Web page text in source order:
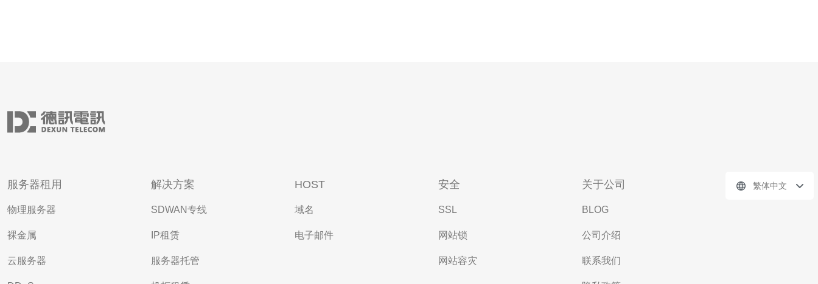
服务器租用
物理服务器
裸金属
云服务器
解决方案
SDWAN专线
IP租赁
服务器托管
HOST
域名
电子邮件
安全
SSL
网站锁
网站容灾
关于公司
BLOG
公司介绍
联系我们
繁体中文